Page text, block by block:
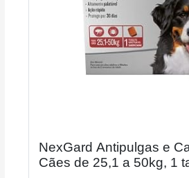
NexGard Antipulgas e
Cães de 25,1 a 50kg, 1